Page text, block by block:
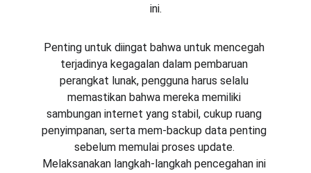
ini.
Penting untuk diingat bahwa untuk mencegah
terjadinya kegagalan dalam pembaruan
perangkat lunak, pengguna harus selalu
memastikan bahwa mereka memiliki
sambungan internet yang stabil, cukup ruang
penyimpanan, serta mem-backup data penting
sebelum memulai proses update.
Melaksanakan langkah-langkah pencegahan ini